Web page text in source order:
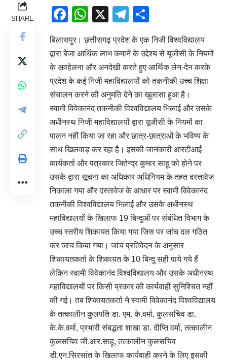
SHARE Facebook
WhatsApp
X Telegram
बिलासपुर। छत्तीसगढ़ प्रदेश के एक निजी विश्वविद्यालय
द्वारा बेजा आर्थिक लाभ कमाने के उद्देश्य से यूजीसी के नियमों
के अवहेलना और अनदेखी करते हुए आर्थिक लेन-देन करके
प्रदेश के कई निजी महाविद्यालयों को तकनीकी उच्च शिक्षा
संचालन करने की अनुमति देने का खुलासा हुआ है।
स्वामी विवेकानंद तकनीकी विश्वविद्यालय भिलाई और उसके
अधीनस्थ निजी महाविद्यालयों द्वारा यूजीसी के नियमों का
पालन नहीं किया जा रहा और छात्र-छात्राओं के भविष्य के
साथ खिलवाड़ कर रहा है। इसकी जानकारी आरटीआई
कार्यकर्ता और पत्रकार जितेन्द्र कुमार साहू को होने पर
उसके द्वारा सूचना का अधिकार अधिनियम के तहत दस्तावेज
निकाला गया और दस्तावेज के आधार पर स्वामी विवेकानंद
तकनीकी विश्वविद्यालय भिलाई और उसके अधीनस्थ
महाविद्यालयों के खिलाफ 19 बिन्दुओं पर संबंधित विभाग के
उच्च स्तरीय शिकायत किया गया जिस पर जांच दल गठित
कर जांच किया गया। जांच प्रतिवेदन के अनुसार
शिकायतकर्ता के शिकायत के 10 बिन्दु सही पाये गये हैं
लेकिन स्वामी विवेकानंद विश्वविद्यालय और उसके अधीनस्थ
महाविद्यालयों पर किसी प्रकार की कार्यवाही सुनिश्चित नहीं
की गई। तब शिकायतकर्ता ने स्वामी विवेकानंद विश्वविद्यालय
के तत्कालीन कुलपति डा. एम. के.वर्मा, कुलसचिव डा.
के.के.वर्मा, प्रभारी संबद्धता शाखा डा. दीप्ति वर्मा, तत्कालीन
कुलसचिव जी.आर.साहू, तत्कालीन कुलसचिव
डी.एन.सिरसांत के खिलाफ कार्यवाही करने के लिए इसकी